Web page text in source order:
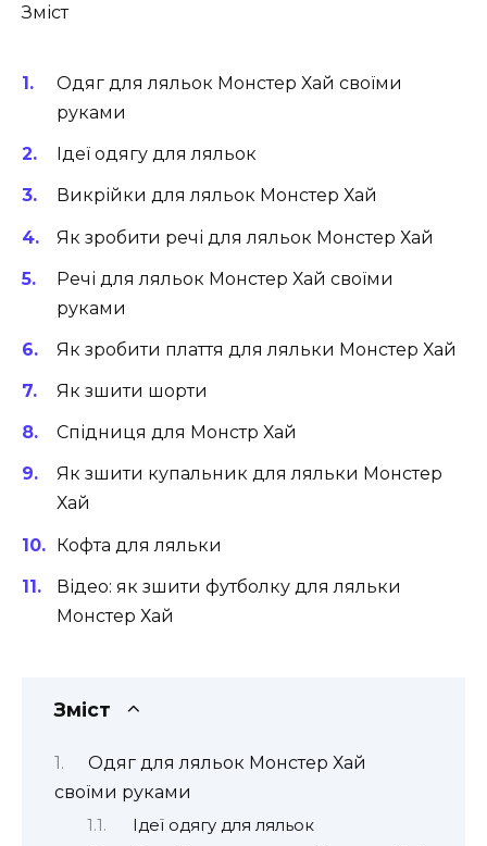
Зміст
Одяг для ляльок Монстер Хай своїми
руками
Ідеї одягу для ляльок
Викрійки для ляльок Монстер Хай
Як зробити речі для ляльок Монстер Хай
Речі для ляльок Монстер Хай своїми
руками
Як зробити плаття для ляльки Монстер Хай
Як зшити шорти
Спідниця для Монстр Хай
Як зшити купальник для ляльки Монстер
Хай
Кофта для ляльки
Відео: як зшити футболку для ляльки
Монстер Хай
Зміст
Одяг для ляльок Монстер Хай
своїми руками
Ідеї одягу для ляльок